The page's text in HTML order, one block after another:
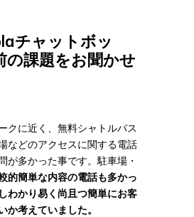
チャットボッ
の課題をお聞かせ
クに近く、無料シャトルバス
などのアクセスに関する電話
が多かった事です。駐車場・
的簡単な内容の電話も多かっ
わかり易く尚且つ簡単にお客
か考えていました。